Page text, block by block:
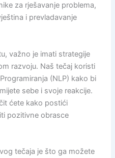
za rješavanje problema,
i prevladavanje
važno je imati strategije
razvoju. Naš tečaj koristi
(NLP) kako bi
sebe i svoje reakcije.
ćete kako postići
pozitivne obrasce
tečaja je što ga možete